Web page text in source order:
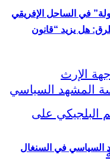
في الساحل الإفريقي
هل يزيد “قانون
السياسي في السنغال